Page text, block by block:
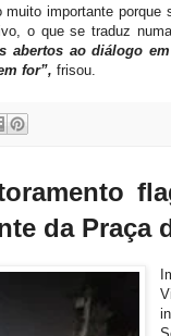
importante
o que se traduz
abertos ao diálogo
for”, frisou.
da Praça